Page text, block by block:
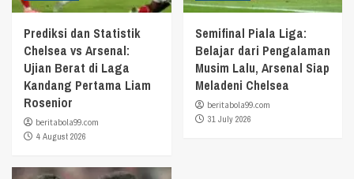
Prediksi dan Statistik
Chelsea vs Arsenal:
Ujian Berat di Laga
Kandang Pertama Liam
Rosenior
beritabola99.com
4 August 2026
Semifinal Piala Liga:
Belajar dari Pengalaman
Musim Lalu, Arsenal Siap
Meladeni Chelsea
beritabola99.com
31 July 2026